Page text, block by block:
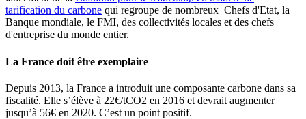
tarification du carbone qui regroupe de nombreux Chefs d'Etat, la
Banque mondiale, le FMI, des collectivités locales et des chefs
d'entreprise du monde entier.
La France doit être exemplaire
Depuis 2013, la France a introduit une composante carbone dans sa
fiscalité. Elle s’élève à 22€/tCO2 en 2016 et devrait augmenter
jusqu’à 56€ en 2020. C’est un point positif.